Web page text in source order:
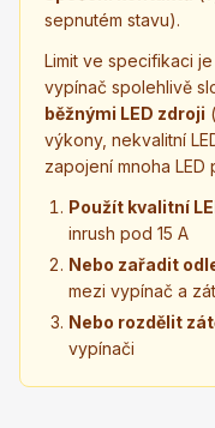
sepnutém stavu).
Limit ve specifikaci
vypínač spolehlivě
běžnými LED zdroji
výkony, nekvalitní
zapojení mnoha
Použít kvalitní
inrush pod 15 A
Nebo zařadit
mezi vypínač a
Nebo rozdělit
vypínači